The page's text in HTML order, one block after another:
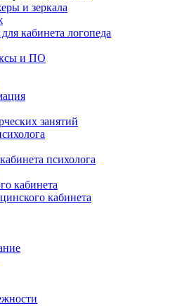
и зеркала
кабинета логопеда
и ПО
занятий
психолога
кабинета
кабинета